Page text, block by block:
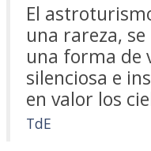
El
una rareza,
una forma de
silenciosa e
en valor los
TdE